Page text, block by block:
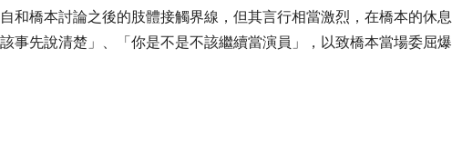
和橋本討論之後的肢體接觸界線，但其言行相當激烈，在橋本的休息
事先說清楚」、「你是不是不該繼續當演員」，以致橋本當場委屈爆